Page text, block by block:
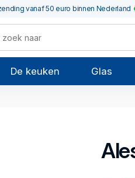
vanaf 50 euro binnen Nederland
De keuken Glas